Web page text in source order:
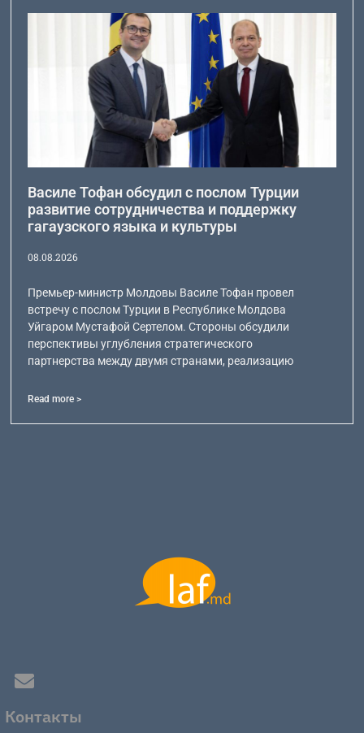
Василе Тофан обсудил с послом Турции
развитие сотрудничества и поддержку
гагаузского языка и культуры
08.08.2026
Премьер-министр Молдовы Василе Тофан провел
встречу с послом Турции в Республике Молдова
Уйгаром Мустафой Сертелом. Стороны обсудили
перспективы углубления стратегического
партнерства между двумя странами, реализацию
Read more >
Контакты